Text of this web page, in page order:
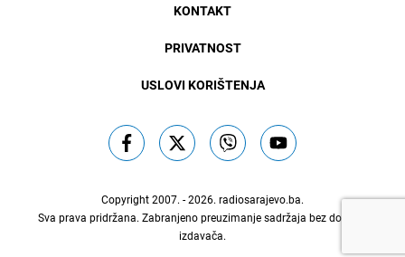
KONTAKT
PRIVATNOST
USLOVI KORIŠTENJA
Copyright 2007. - 2026. radiosarajevo.ba.
Sva prava pridržana. Zabranjeno preuzimanje sadržaja bez dozvole
izdavača.